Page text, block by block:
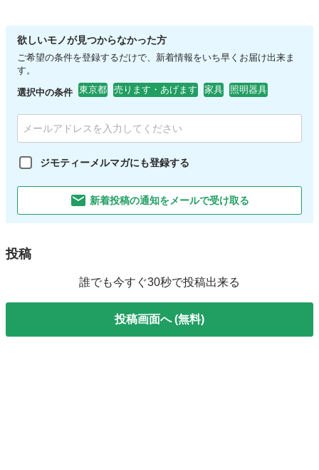
欲しいモノが見つからなかった方
ご希望の条件を登録するだけで、新着情報をいち早くお届け出来ま
す。
選択中の条件 東京都 売ります・あげます 家具 照明器具
ジモティーメルマガにも登録する
新着投稿の通知をメールで受け取る
投稿
誰でも今すぐ30秒で投稿出来る
投稿画面へ (無料)